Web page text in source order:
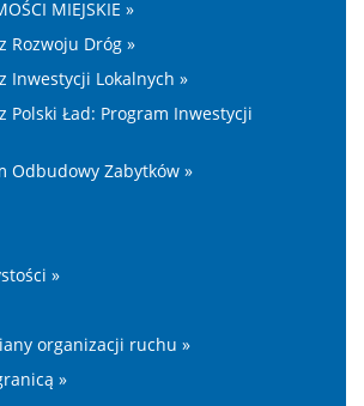
MIEJSKIE »
Rozwoju Dróg »
Inwestycji Lokalnych »
Polski Ład: Program Inwestycji
Odbudowy Zabytków »
»
organizacji ruchu »
»